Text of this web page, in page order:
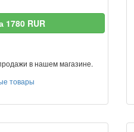
1780 RUR
в нашем магазине.
товары